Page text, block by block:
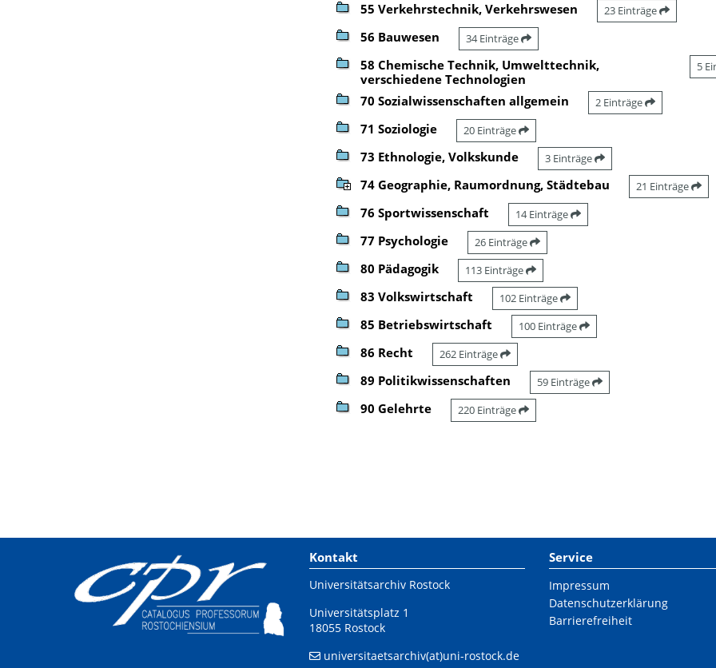
55 Verkehrstechnik, Verkehrswesen 23 Einträge
56 Bauwesen 34 Einträge
58 Chemische Technik, Umwelttechnik,
verschiedene Technologien
5
70 Sozialwissenschaften allgemein 2 Einträge
71 Soziologie 20 Einträge
73 Ethnologie, Volkskunde 3 Einträge
74 Geographie, Raumordnung, Städtebau 21 Einträge
76 Sportwissenschaft 14 Einträge
77 Psychologie 26 Einträge
80 Pädagogik 113 Einträge
83 Volkswirtschaft 102 Einträge
85 Betriebswirtschaft 100 Einträge
86 Recht 262 Einträge
89 Politikwissenschaften 59 Einträge
90 Gelehrte 220 Einträge
Kontakt
Universitätsarchiv Rostock
Universitätsplatz 1
18055 Rostock
universitaetsarchiv(at)uni-rostock.de
Service
Impressum
Datenschutzerklärung
Barrierefreiheit